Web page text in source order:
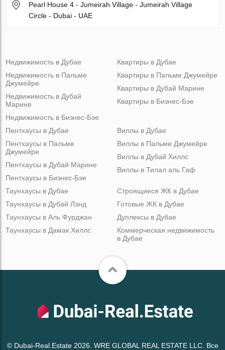
Pearl House 4 - Jumeirah Village - Jumeirah Village
Circle - Dubai - UAE
Недвижимость в Дубае
Недвижимость в Пальме
Джумейре
Недвижимость в Дубай
Марине
Недвижимость в Бизнес-Бэе
Квартиры в Дубае
Квартиры в Пальме Джумейре
Квартиры в Дубай Марине
Квартиры в Бизнес-Бэе
Пентхаусы в Дубае
Пентхаусы в Пальме
Джумейре
Пентхаусы в Дубай Марине
Пентхаусы в Бизнес-Бэе
Виллы в Дубае
Виллы в Пальме Джумейре
Виллы в Дубай Хиллс
Виллы в Тилал аль Гаф
Таунхаусы в Дубае
Таунхаусы в Дубай Лэнд
Таунхаусы в Аль Фурджан
Таунхаусы в Дамак Хиллс
Строящиеся ЖК в Дубае
Готовые ЖК в Дубае
Дуплексы в Дубае
Коммерческая недвижимость
в Дубае
© Dubai-Real.Estate 2026. WRE GLOBAL REAL ESTATE LLC. Все